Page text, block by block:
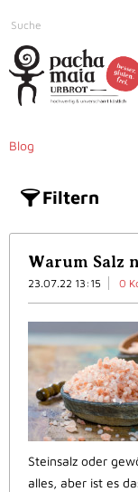
Blog
Filtern
Warum Salz
23.07.22 13:15 0
Steinsalz oder
alles, aber ist es